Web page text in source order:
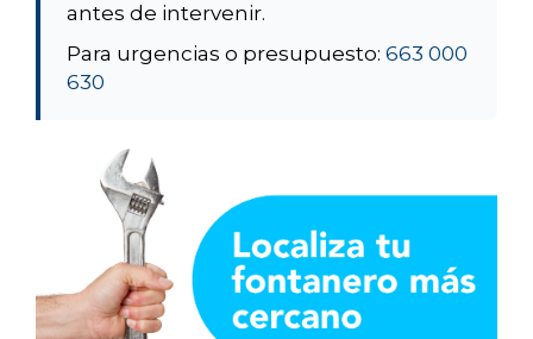
antes de intervenir.
Para urgencias o presupuesto: 663 000
630